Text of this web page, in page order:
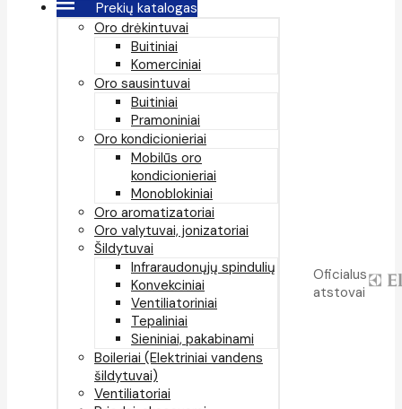
Prekių katalogas
Oro drėkintuvai
Buitiniai
Komerciniai
Oro sausintuvai
Buitiniai
Pramoniniai
Oro kondicionieriai
Mobilūs oro
kondicionieriai
Monoblokiniai
Oro aromatizatoriai
Oro valytuvai, jonizatoriai
Šildytuvai
Infraraudonųjų spindulių
Konvekciniai
Ventiliatoriniai
Tepaliniai
Sieniniai, pakabinami
Boileriai (Elektriniai vandens
šildytuvai)
Ventiliatoriai
Oficialus
atstovai